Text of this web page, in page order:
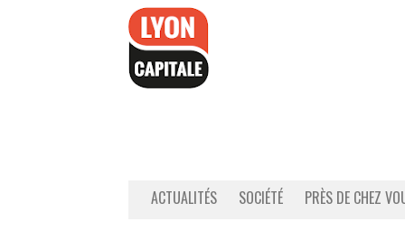
ACTUALITÉS SOCIÉTÉ PRÈS DE CHEZ